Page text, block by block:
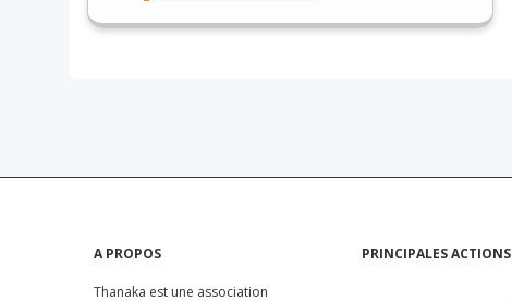
A PROPOS
Thanaka est une association
PRINCIPALES ACTIONS